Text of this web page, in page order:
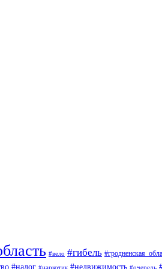
#вело #гибель
#налог #наркотик #недвижимость #очередь